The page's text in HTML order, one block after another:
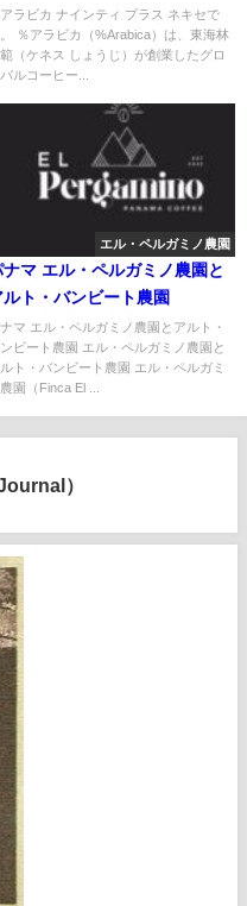
アラビカ ナインティ プラス ネキセで
％アラビカ（%Arabica）は、東海林
（ケネス しょうじ）が創業したグロ
ルコーヒー...
エル・ペルガミノ農園
ナマ エル・ペルガミノ農園と
ルト・バンビート農園
マ エル・ペルガミノ農園とアルト・
ビート農園 エル・ペルガミノ農園と
ト・バンビート農園 エル・ペルガミ
農園（Finca El ...
）